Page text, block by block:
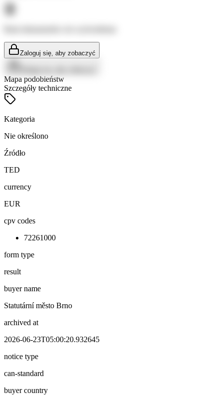
Zaloguj się, aby zobaczyć
Mapa podobieństw
Szczegóły techniczne
Kategoria
Nie określono
Źródło
TED
currency
EUR
cpv codes
72261000
form type
result
buyer name
Statutární město Brno
archived at
2026-06-23T05:00:20.932645
notice type
can-standard
buyer country